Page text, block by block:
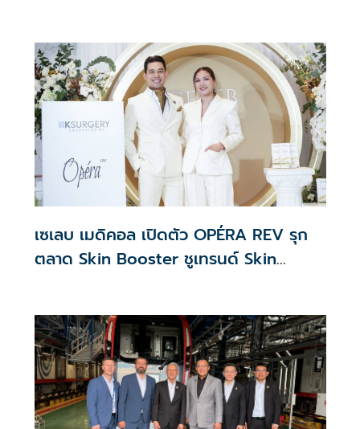
เซเลบ เมดิคอล เปิดตัว OPÉRA REV รุก
ตลาด Skin Booster ชูเทรนด์ Skin